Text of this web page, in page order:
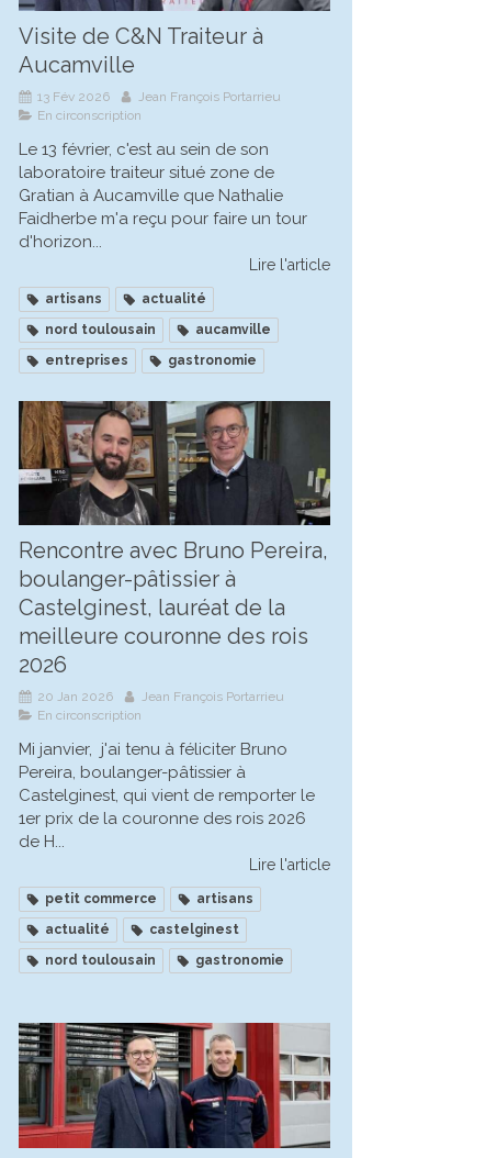
Visite de C&N Traiteur à
Aucamville
13 Fév 2026
Jean François Portarrieu
En circonscription
Le 13 février, c'est au sein de son
laboratoire traiteur situé zone de
Gratian à Aucamville que Nathalie
Faidherbe m'a reçu pour faire un tour
d'horizon...
Lire l'article
artisans
actualité
nord toulousain
aucamville
entreprises
gastronomie
Rencontre avec Bruno Pereira,
boulanger-pâtissier à
Castelginest, lauréat de la
meilleure couronne des rois
2026
20 Jan 2026
Jean François Portarrieu
En circonscription
Mi janvier, j'ai tenu à féliciter Bruno
Pereira, boulanger-pâtissier à
Castelginest, qui vient de remporter le
1er prix de la couronne des rois 2026
de H...
Lire l'article
petit commerce
artisans
actualité
castelginest
nord toulousain
gastronomie